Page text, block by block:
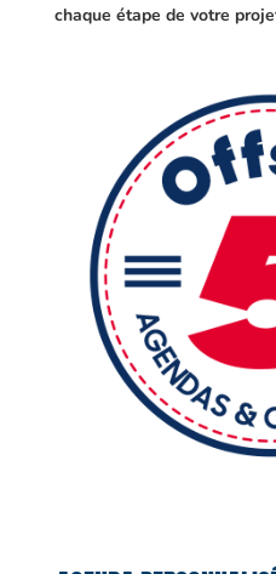
chaque étape de votre